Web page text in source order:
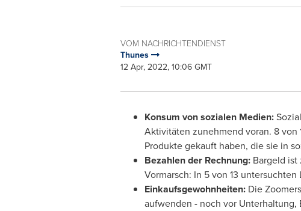
VOM NACHRICHTENDIENST
Thunes
12 Apr, 2022, 10:06 GMT
Konsum von sozialen Medien:
Aktivitäten zunehmend voran. 8 von
Produkte gekauft haben, die sie in
Bezahlen der Rechnung:Bargeld ist
Vormarsch: In 5 von 13
Einkaufsgewohnheiten: Die
aufwenden - noch vor Unterhaltung,